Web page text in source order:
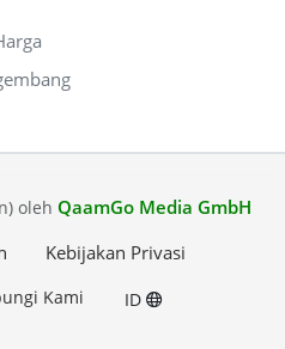
oleh QaamGo Media GmbH
Kebijakan Privasi
Kami ID